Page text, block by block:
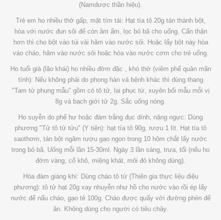
(Namdược thần hiệu).
Trẻ em ho nhiều thở gấp, mặt tím tái: Hạt tía tô 20g tán thành bột,
hòa với nước đun sôi để còn âm ấm, lọc bỏ bã cho uống. Cẩn thận
hơn thì cho bột vào túi vải hãm vào nước sôi. Hoặc lấy bột này hòa
vào cháo, hãm vào nước sôi hoặc hòa vào nước cơm cho trẻ uống.
Ho tuổi già (lão khái) ho nhiều đờm đặc , khó thở (viêm phế quản mãn
tính): Nếu không phải do phong hàn và bệnh khác thì dùng thang
"Tam tử phụng mẫu" gồm có tô tử, lai phục tử, xuyên bối mẫu mỗi vị
8g và bạch giới tử 2g. Sắc uống nóng.
Ho suyễn do phế hư hoặc đàm trắng đục dính, nặng ngực: Dùng
phương "Tử tô tử tửu" (Y tiện): hạt tía tô 90g, rượu 1 lít. Hạt tía tô
saothơm, tán bột ngâm rượu gạo ngon trong 10 hôm chắt lấy nước
trong bỏ bã. Uống mỗi lần 15-30ml. Ngày 3 lần sáng, trưa, tối (nếu ho
đờm vàng, cổ khô, miệng khát, môi đỏ không dùng).
Hóa đàm giáng khí: Dùng cháo tô tử (Thiên gia thực liệu diệu
phương): tô tử hạt 20g xay nhuyễn như hồ cho nước vào rồi ép lấy
nước để nấu cháo, gạo tẻ 100g. Cháo được quấy với đường phèn để
ăn. Không dùng cho người có tiêu chảy.